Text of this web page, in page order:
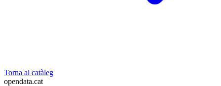
Torna al catàleg
opendata.cat